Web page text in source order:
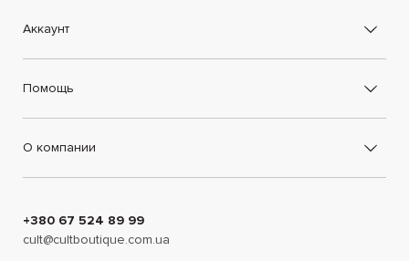
Аккаунт
Помощь
О компании
+380 67 524 89 99
cult@cultboutique.com.ua